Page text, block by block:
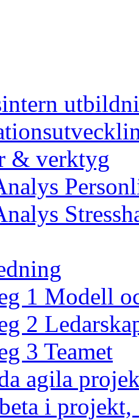
& verktyg
1 Modell
2
3 Teamet
agila
i projekt,